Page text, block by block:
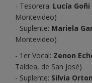
- Tesorera: Lucía
Montevideo)
- Suplente: Mariela
Montevideo)
- 1er Vocal: Zenon
Taldea, de San José)
- Suplente: Silvia